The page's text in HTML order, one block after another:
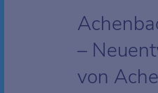
–
von